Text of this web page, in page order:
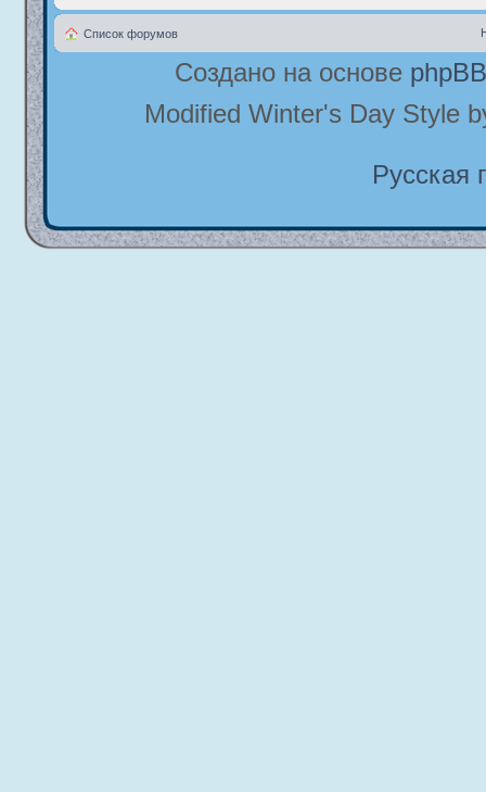
Список форумов
Создано на основе phpBB
Modified Winter's Day Style
Русская